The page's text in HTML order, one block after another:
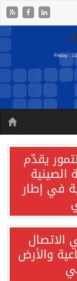
Friday ,
يقدّم
الصينية
في إطار
الاتصال
والأرض